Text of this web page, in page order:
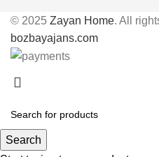
© 2025 Zayan Home. All
bozbayajans.com
Search